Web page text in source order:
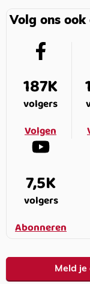
Volg ons ook
187K
volgers
Volgen
7,5K
volgers
Abonneren
Meld